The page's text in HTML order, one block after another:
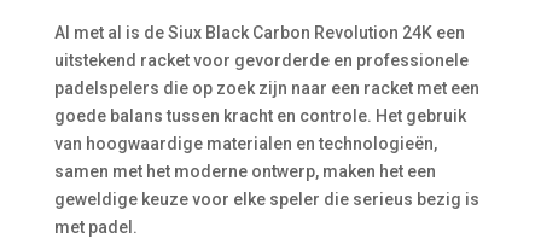
Al met al is de Siux Black Carbon Revolution 24K een
uitstekend racket voor gevorderde en professionele
padelspelers die op zoek zijn naar een racket met een
goede balans tussen kracht en controle. Het gebruik
van hoogwaardige materialen en technologieën,
samen met het moderne ontwerp, maken het een
geweldige keuze voor elke speler die serieus bezig is
met padel.